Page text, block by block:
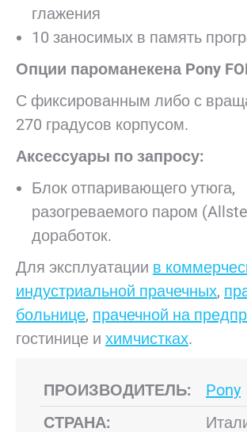
глажения
10 заносимых в память
Опции пароманекена Pony
С фиксированным либо с
270 градусов корпусом.
Аксессуары по запросу:
Блок отпаривающего утюга,
разогреваемого паром
доработок.
Для эксплуатации в
индустриальной прачечных,
больнице, прачечной на
гостинице и химчистках.
ПРОИЗВОДИТЕЛЬ:
Pony
СТРАНА: